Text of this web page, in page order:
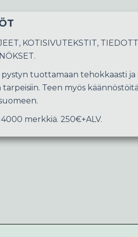
KOTISIVUTEKSTIT,
pystyn tuottamaan tehokkaasti ja
Teen myös
merkkiä. 250€+ALV.